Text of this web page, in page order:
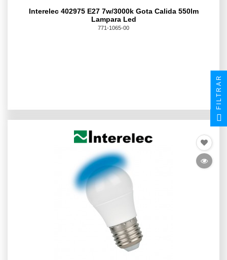
Interelec 402975 E27 7w/3000k Gota Calida 550lm
Lampara Led
771-1065-00
FILTRAR